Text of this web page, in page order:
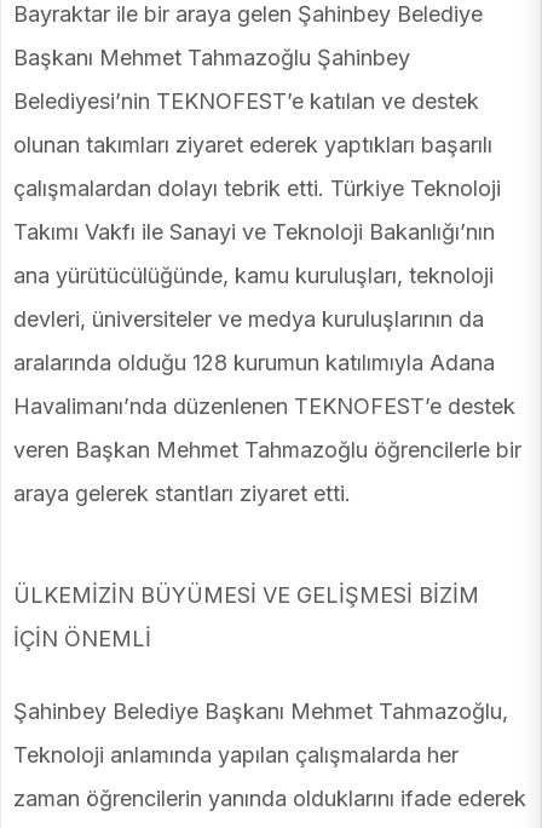
Bayraktar ile bir araya gelen Şahinbey Belediye
Başkanı Mehmet Tahmazoğlu Şahinbey
Belediyesi’nin TEKNOFEST’e katılan ve destek
olunan takımları ziyaret ederek yaptıkları başarılı
çalışmalardan dolayı tebrik etti. Türkiye Teknoloji
Takımı Vakfı ile Sanayi ve Teknoloji Bakanlığı’nın
ana yürütücülüğünde, kamu kuruluşları, teknoloji
devleri, üniversiteler ve medya kuruluşlarının da
aralarında olduğu 128 kurumun katılımıyla Adana
Havalimanı’nda düzenlenen TEKNOFEST’e destek
veren Başkan Mehmet Tahmazoğlu öğrencilerle bir
araya gelerek stantları ziyaret etti.
ÜLKEMİZİN BÜYÜMESİ VE GELİŞMESİ BİZİM
İÇİN ÖNEMLİ
Şahinbey Belediye Başkanı Mehmet Tahmazoğlu,
Teknoloji anlamında yapılan çalışmalarda her
zaman öğrencilerin yanında olduklarını ifade ederek